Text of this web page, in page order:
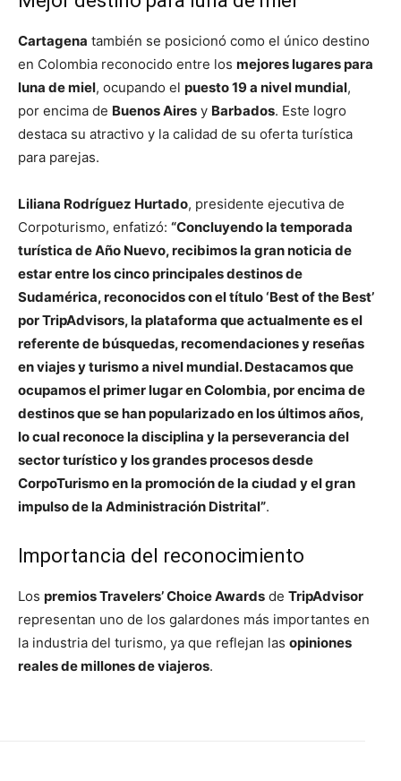
Cartagena también se posicionó como el único destino
en Colombia reconocido entre los mejores lugares para
luna de miel, ocupando el puesto 19 a nivel mundial,
por encima de Buenos Aires y Barbados. Este logro
destaca su atractivo y la calidad de su oferta turística
para parejas.
Liliana Rodríguez Hurtado, presidente ejecutiva de
Corpoturismo, enfatizó: “Concluyendo la temporada
turística de Año Nuevo, recibimos la gran noticia de
estar entre los cinco principales destinos de
Sudamérica, reconocidos con el título ‘Best of the Best’
por TripAdvisors, la plataforma que actualmente es el
referente de búsquedas, recomendaciones y reseñas
en viajes y turismo a nivel mundial. Destacamos que
ocupamos el primer lugar en Colombia, por encima de
destinos que se han popularizado en los últimos años,
lo cual reconoce la disciplina y la perseverancia del
sector turístico y los grandes procesos desde
CorpoTurismo en la promoción de la ciudad y el gran
impulso de la Administración Distrital”.
Importancia del reconocimiento
Los premios Travelers’ Choice Awards de TripAdvisor
representan uno de los galardones más importantes en
la industria del turismo, ya que reflejan las opiniones
reales de millones de viajeros.